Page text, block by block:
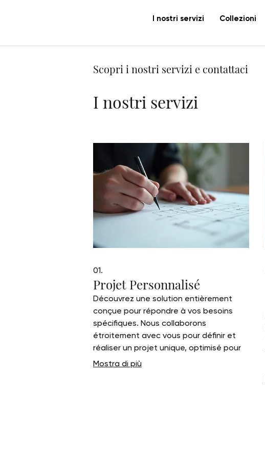
I nostri servizi Collezioni
Scopri i nostri servizi e contattaci
I nostri servizi
01.
Projet Personnalisé
Découvrez une solution entièrement
conçue pour répondre à vos besoins
spécifiques. Nous collaborons
étroitement avec vous pour définir et
réaliser un projet unique, optimisé pour
votre succès. Ce service vous assure
Mostra di più